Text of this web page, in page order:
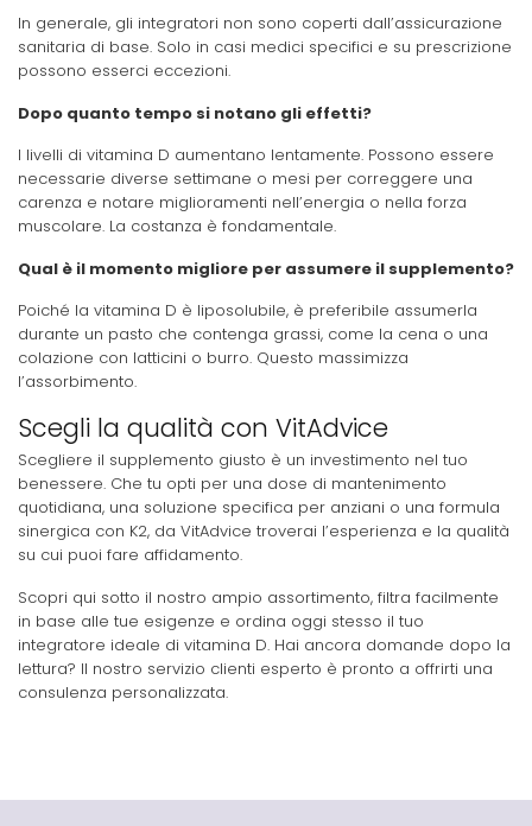
In generale, gli integratori non sono coperti dall’assicurazione
sanitaria di base. Solo in casi medici specifici e su prescrizione
possono esserci eccezioni.
Dopo quanto tempo si notano gli effetti?
I livelli di vitamina D aumentano lentamente. Possono essere
necessarie diverse settimane o mesi per correggere una
carenza e notare miglioramenti nell’energia o nella forza
muscolare. La costanza è fondamentale.
Qual è il momento migliore per assumere il supplemento?
Poiché la vitamina D è liposolubile, è preferibile assumerla
durante un pasto che contenga grassi, come la cena o una
colazione con latticini o burro. Questo massimizza
l’assorbimento.
Scegli la qualità con VitAdvice
Scegliere il supplemento giusto è un investimento nel tuo
benessere. Che tu opti per una dose di mantenimento
quotidiana, una soluzione specifica per anziani o una formula
sinergica con K2, da VitAdvice troverai l’esperienza e la qualità
su cui puoi fare affidamento.
Scopri qui sotto il nostro ampio assortimento, filtra facilmente
in base alle tue esigenze e ordina oggi stesso il tuo
integratore ideale di vitamina D. Hai ancora domande dopo la
lettura? Il nostro servizio clienti esperto è pronto a offrirti una
consulenza personalizzata.